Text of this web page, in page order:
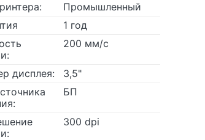
Промышленный
1 год
200 мм/с
дисплея:
3,5"
БП
300 dpi